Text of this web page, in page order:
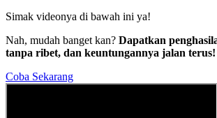
Simak videonya di bawah ini ya!
Nah, mudah banget kan? Dapatkan
tanpa ribet, dan keuntungannya jalan terus!
Coba Sekarang